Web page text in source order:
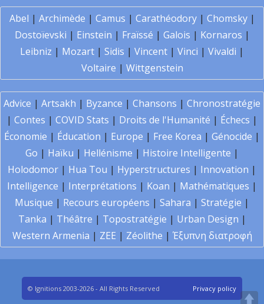
Abel | Archimède | Camus | Carathéodory| Chomsky|
Dostoïevski | Einstein | Fraïssé | Galois | Kornaros |
Leibniz | Mozart | Sidis | Vincent | Vinci | Vivaldi |
Voltaire | Wittgenstein
Advice | Artsakh | Byzance | Chansons | Chronostratégie
| Contes | COVID Stats | Droits de l'Humanité | Échecs |
Économie | Éducation | Europe | Free Korea | Génocide |
Go | Haïku | Hellénisme | Histoire Intelligente |
Holodomor | Hua Tou | Hyperstructures | Innovation |
Intelligence | Interprétations | Koan | Mathématiques |
Musique | Recours européens | Sahara | Stratégie |
Tanka | Théâtre | Topostratégie | Urban Design |
Western Armenia | ZEE | Zéolithe | Έξυπνη διατροφή
© Ignitions 2003-2026 - All Rights Reserved Privacy policy